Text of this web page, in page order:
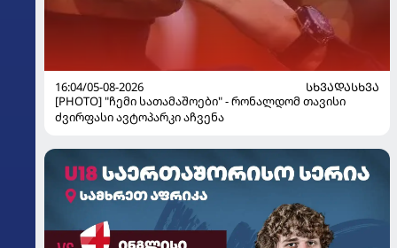
16:04/05-08-2026
ᲡᲮᲕᲐᲓᲐᲡᲮᲕᲐ
[PHOTO] "ჩემი სათამაშოები" - რონალდომ თავისი
ძვირფასი ავტოპარკი აჩვენა